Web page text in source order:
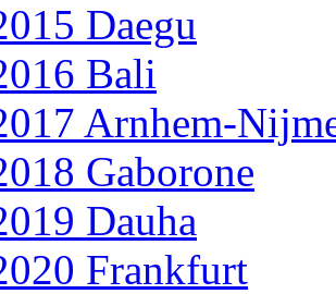
Daegu
Bali
Arnhem-
Gaborone
Dauha
Frankfurt